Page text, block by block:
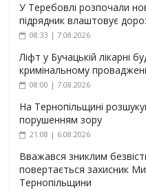
У Теребовлі розпочали
підрядник влаштовує
08:33 | 7.08.2026
Ліфт у Бучацькій лікарні
кримінальному
08:00 | 7.08.2026
На Тернопільщині
порушенням зору
21:08 | 6.08.2026
Вважався зниклим
повертається захисник
Тернопільщини